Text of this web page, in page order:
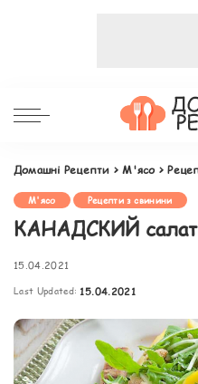
Домашні Рецепти >М'ясо>
М'ясо Рецепти з свинини
КАНАДСКИЙ салат
15.04.2021
Last Updated: 15.04.2021